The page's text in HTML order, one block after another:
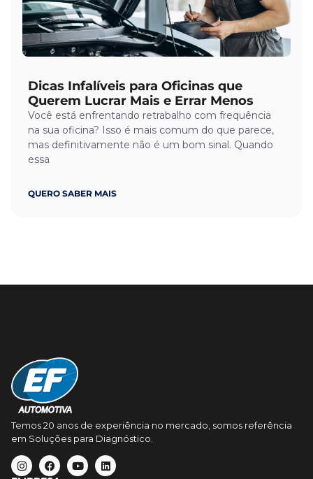
Dicas Infalíveis para Oficinas que
Querem Lucrar Mais e Errar Menos
Você está enfrentando retrabalho com frequência
na sua oficina? Isso é mais comum do que parece,
mas definitivamente não é um bom sinal. Quando
essa
QUERO SABER MAIS
Temos 20 anos de experiência no mercado, somos referência
em Soluções para Diagnóstico.